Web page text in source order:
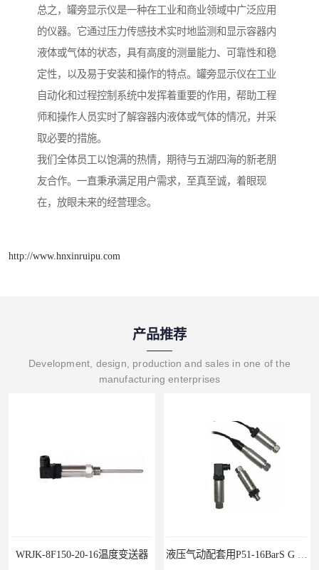
总之，罐旁显示仪是一种在工业和商业领域中广泛应用
的仪器。它通过压力传感技术实时地监测和显示容器内
液体或气体的状态，具有高度的测量能力、可靠性和稳
定性，以及易于安装和操作的特点。罐旁显示仪在工业
自动化和过程控制系统中发挥着重要的作用，帮助工程
师和操作人员实时了解容器内液体或气体的情况，并采
取必要的措施。
我们全体员工以饱满的热情，期待与五湖四海的新老朋
友合作。一直秉承满足用户需求，至真至诚，着眼现
在，放眼未来的经营理念。
http://www.hnxinruipu.com
产品推荐
Development, design, production and sales in one of the
manufacturing enterprises
液压气动配套用P51-16BarS G -A-MD-20MA 压力变送器